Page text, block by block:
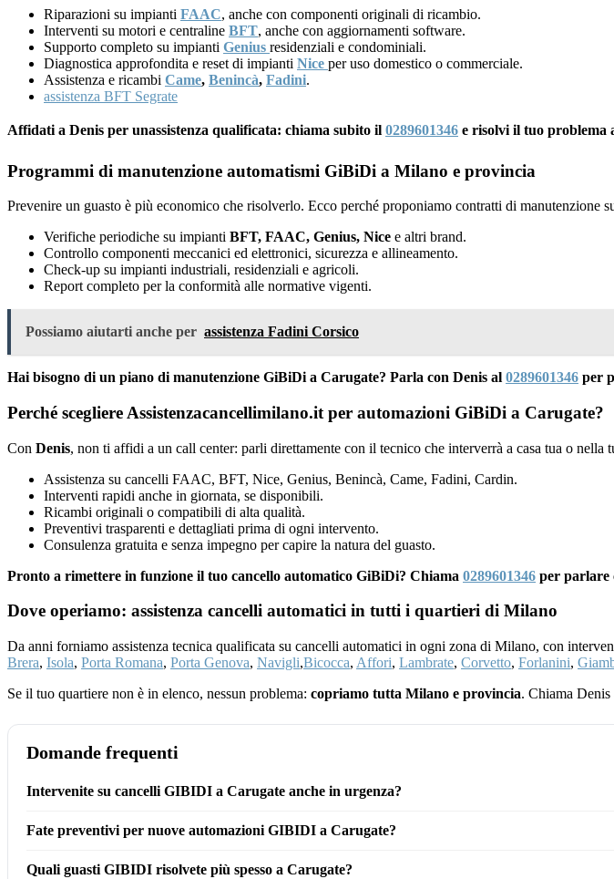
Riparazioni su impianti FAAC, anche con componenti originali di ricambio.
Interventi su motori e centraline BFT, anche con aggiornamenti software.
Supporto completo su impianti Genius residenziali e condominiali.
Diagnostica approfondita e reset di impianti Nice per uso domestico o commerciale.
Assistenza e ricambi Came, Benincà, Fadini.
assistenza BFT Segrate
Affidati a Denis per unassistenza qualificata: chiama subito il 0289601346 e risolvi il tuo problema
Programmi di manutenzione automatismi GiBiDi a Milano e provincia
Prevenire un guasto è più economico che risolverlo. Ecco perché proponiamo contratti di manutenzione
Verifiche periodiche su impianti BFT, FAAC, Genius, Nice e altri brand.
Controllo componenti meccanici ed elettronici, sicurezza e allineamento.
Check-up su impianti industriali, residenziali e agricoli.
Report completo per la conformità alle normative vigenti.
Possiamo aiutarti anche per assistenza Fadini Corsico
Hai bisogno di un piano di manutenzione GiBiDi a Carugate? Parla con Denis al 0289601346 per
Perché scegliere Assistenzacancellimilano.it per automazioni GiBiDi a Carugate?
Con Denis, non ti affidi a un call center: parli direttamente con il tecnico che interverrà a casa tua o nella
Assistenza su cancelli FAAC, BFT, Nice, Genius, Benincà, Came, Fadini, Cardin.
Interventi rapidi anche in giornata, se disponibili.
Ricambi originali o compatibili di alta qualità.
Preventivi trasparenti e dettagliati prima di ogni intervento.
Consulenza gratuita e senza impegno per capire la natura del guasto.
Pronto a rimettere in funzione il tuo cancello automatico GiBiDi? Chiama 0289601346 per parlare
Dove operiamo: assistenza cancelli automatici in tutti i quartieri di Milano
Da anni forniamo assistenza tecnica qualificata su cancelli automatici in ogni zona di Milano, con
Brera, Isola, Porta Romana, Porta Genova, Navigli,Bicocca, Affori, Lambrate, Corvetto, Forlanini,
Se il tuo quartiere non è in elenco, nessun problema: copriamo tutta Milano e provincia. Chiama Denis
Domande frequenti
Intervenite su cancelli GIBIDI a Carugate anche in urgenza?
Fate preventivi per nuove automazioni GIBIDI a Carugate?
Quali guasti GIBIDI risolvete più spesso a Carugate?